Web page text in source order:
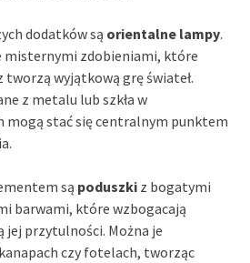
dodatków są orientalne lampy.
misternymi zdobieniami, które
wyjątkową grę świateł.
z metalu lub szkła w
mogą stać się centralnym punktem
są poduszki z bogatymi
barwami, które wzbogacają
jej przytulności. Można je
czy fotelach, tworząc